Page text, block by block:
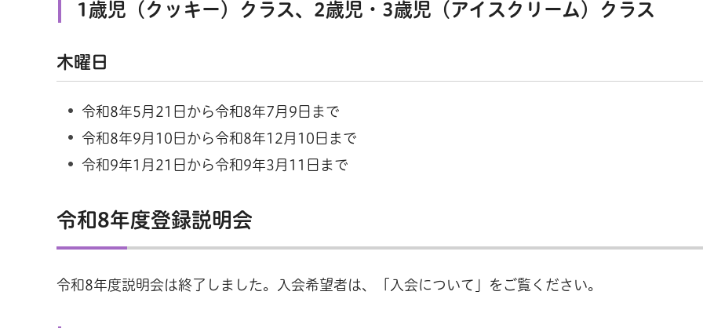
1歳児（クッキー）クラス、2歳児・3歳児（アイスクリーム）クラス
木曜日
令和8年5月21日から令和8年7月9日まで
令和8年9月10日から令和8年12月10日まで
令和9年1月21日から令和9年3月11日まで
令和8年度登録説明会
令和8年度説明会は終了しました。入会希望者は、「入会について」をご覧ください。